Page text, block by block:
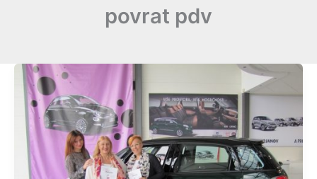
povrat pdv